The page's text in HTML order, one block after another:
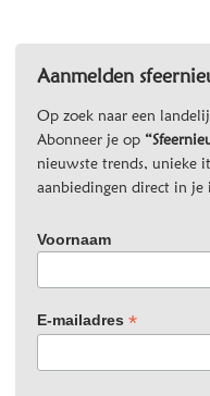
Aanmelden
Op zoek naar een
Abonneer je op
nieuwste trends, unieke
aanbiedingen direct in je
Voornaam
E-mailadres *